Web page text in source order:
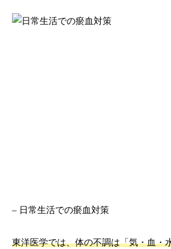
– 日常生活での瘀血対策
東洋医学では、体の不調は「気・血・